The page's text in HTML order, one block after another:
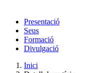
Presentació
Seus
Formació
Divulgació
Inici